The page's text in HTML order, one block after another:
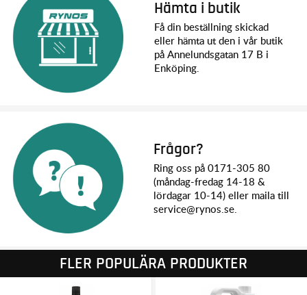
Hämta i butik
Få din beställning skickad
eller hämta ut den i vår butik
på Annelundsgatan 17 B i
Enköping.
Frågor?
Ring oss på 0171-305 80
(måndag-fredag 14-18 &
lördagar 10-14) eller maila till
service@rynos.se.
FLER POPULÄRA PRODUKTER